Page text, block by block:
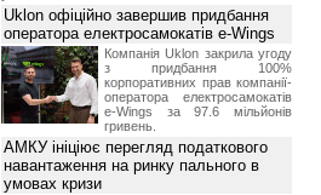
Uklon офіційно завершив придбання
оператора електросамокатів e-Wings
Компанія Uklon закрила угоду
з придбання 100%
корпоративних прав компанії-
оператора електросамокатів
e-Wings за 97.6 мільйонів
гривень.
АМКУ ініціює перегляд податкового
навантаження на ринку пального в
умовах кризи